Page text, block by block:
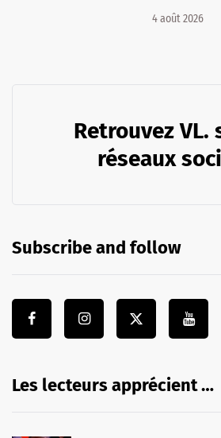
4 août 2026
Retrouvez VL.
réseaux
Subscribe and follow
Les lecteurs apprécient …